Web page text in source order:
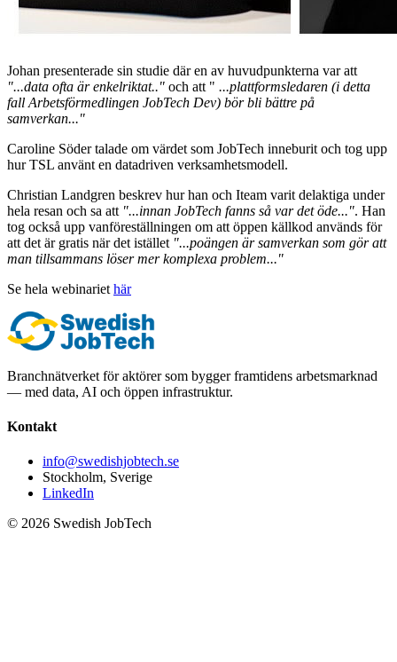
Johan presenterade sin studie där en av huvudpunkterna var att
"...data ofta är enkelriktat.." och att " ...plattformsledaren (i detta
fall Arbetsförmedlingen JobTech Dev) bör bli bättre på
samverkan..."
Caroline Söder talade om värdet som JobTech inneburit och tog upp
hur TSL använt en datadriven verksamhetsmodell.
Christian Landgren beskrev hur han och Iteam varit delaktiga under
hela resan och sa att "...innan JobTech fanns så var det öde...". Han
tog också upp vanföreställningen om att öppen källkod används för
att det är gratis när det istället "...poängen är samverkan som gör att
man tillsammans löser mer komplexa problem..."
Se hela webinariet här
Branchnätverket för aktörer som bygger framtidens arbetsmarknad
— med data, AI och öppen infrastruktur.
Kontakt
info@swedishjobtech.se
Stockholm, Sverige
LinkedIn
© 2026 Swedish JobTech